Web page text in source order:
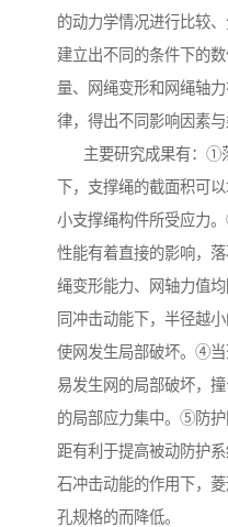
的动力学情况进行比较
建立出不同的条件下的
量、网绳变形和网绳轴
律，得出不同影响因素
主要研究成果有：①
下，支撑绳的截面积可
小支撑绳构件所受应力
性能有着直接的影响，
绳变形能力、网轴力值
同冲击动能下，半径越
使网发生局部破坏。④
易发生网的局部破坏，
的局部应力集中。⑤防护
距有利于提高被动防护
石冲击动能的作用下，
孔规格的而降低。